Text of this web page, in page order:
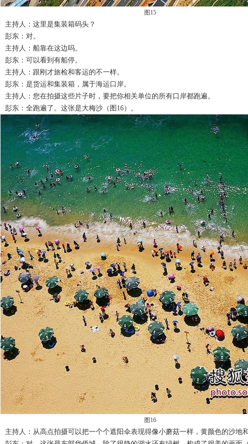
图15
主持人：这里是集装箱码头？
彭东：对。
主持人：船靠在这边吗。
彭东：可以看到有船停。
主持人：跟刚才旅检和客运的不一样。
彭东：是货运和集装箱，属于海运口岸。
主持人：您在拍摄这些片子时，要把你相关单位的所有口岸都跑遍。
彭东：全跑遍了。这张是大梅沙（图16）。
图16
主持人：从高点拍摄可以把一个个遮阳伞表现得像小蘑菇一样，黄颜色的沙地和